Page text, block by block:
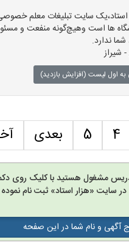
سایت تبلیغات معلم
ها است وهیچ‌گونه منفعت و
شما ندارد.
شیراز
به اول لیست (افزایش بازدید)
4
5 بعدی
مشغول هستید با کلیک روی
در سایت «هزار استاد» ثبت نام
آگهی و نام شما در این صفحه